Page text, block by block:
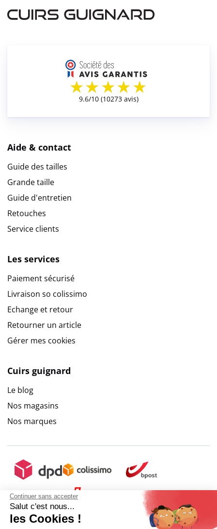
Continuer sans accepter
Salut c'est nous...
les Cookies !
Aide & contact
Guide des tailles
Grande taille
Guide d'entretien
Retouches
Service clients
Les services
Paiement sécurisé
Livraison so colissimo
Echange et retour
Retourner un article
Gérer mes cookies
Cuirs guignard
Le blog
Nos magasins
Nos marques